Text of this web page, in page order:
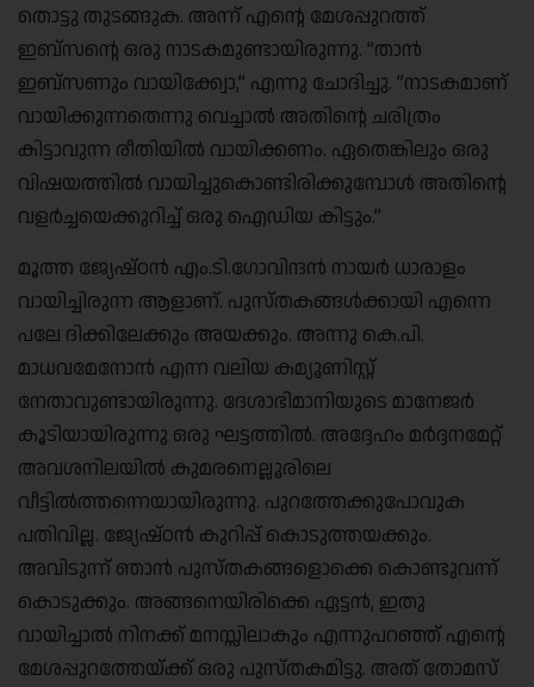
തൊട്ടു തുടങ്ങുക. അന്ന് എൻ്റെ മേശപ്പുറത്ത്
ഇബ്‌സൻ്റെ ഒരു നാടകമുണ്ടായിരുന്നു. ”താൻ
ഇബ്‌സണും വായിക്ക്വോ,” എന്നു ചോദിച്ചു. ”നാടകമാണ്
വായിക്കുന്നതെന്നു വെച്ചാൽ അതിൻ്റെ ചരിത്രം
കിട്ടാവുന്ന രീതിയിൽ വായിക്കണം. ഏതെങ്കിലും ഒരു
വിഷയത്തിൽ വായിച്ചുകൊണ്ടിരിക്കുമ്പോൾ അതിൻ്റെ
വളർച്ചയെക്കുറിച്ച് ഒരു ഐഡിയ കിട്ടും.”
മൂത്ത ജ്യേഷ്ഠൻ എം.ടി.ഗോവിന്ദൻ നായർ ധാരാളം
വായിച്ചിരുന്ന ആളാണ്. പുസ്തകങ്ങൾക്കായി എന്നെ
പലേ ദിക്കിലേക്കും അയക്കും. അന്നു കെ.പി.
മാധവമേനോൻ എന്ന വലിയ കമ്യൂണിസ്റ്റ്
നേതാവുണ്ടായിരുന്നു. ദേശാഭിമാനിയുടെ മാനേജർ
കൂടിയായിരുന്നു ഒരു ഘട്ടത്തിൽ. അദ്ദേഹം മർദ്ദനമേറ്റ്
അവശനിലയിൽ കുമരനെല്ലൂരിലെ
വീട്ടിൽത്തന്നെയായിരുന്നു. പുറത്തേക്കുപോവുക
പതിവില്ല. ജ്യേഷ്ഠൻ കുറിപ്പ് കൊടുത്തയക്കും.
അവിടുന്ന് ഞാൻ പുസ്തകങ്ങളൊക്കെ കൊണ്ടുവന്ന്
കൊടുക്കും. അങ്ങനെയിരിക്കെ ഏട്ടൻ, ഇതു
വായിച്ചാൽ നിനക്ക് മനസ്സിലാകും എന്നുപറഞ്ഞ് എൻ്റെ
മേശപ്പുറത്തേയ്ക്ക് ഒരു പുസ്തകമിട്ടു. അത് തോമസ്